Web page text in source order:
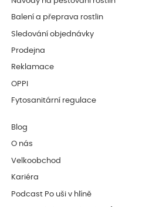
Balení a přeprava rostlin
Sledování objednávky
Prodejna
Reklamace
OPPI
Fytosanitární regulace
Blog
O nás
Velkoobchod
Kariéra
Podcast Po uši v hlíně